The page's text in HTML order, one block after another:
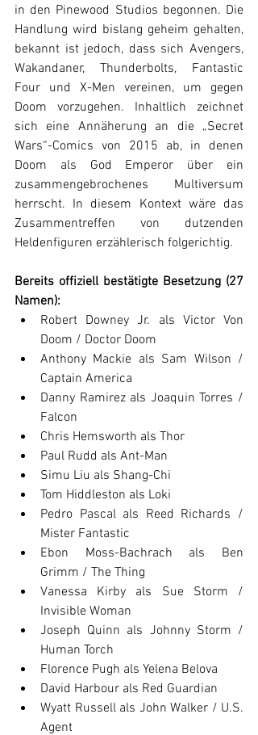
in den Pinewood Studios begonnen. Die
Handlung wird bislang geheim gehalten,
bekannt ist jedoch, dass sich Avengers,
Wakandaner, Thunderbolts, Fantastic
Four und X-Men vereinen, um gegen
Doom vorzugehen. Inhaltlich zeichnet
sich eine Annäherung an die „Secret
Wars“-Comics von 2015 ab, in denen
Doom als God Emperor über ein
zusammengebrochenes Multiversum
herrscht. In diesem Kontext wäre das
Zusammentreffen von dutzenden
Heldenfiguren erzählerisch folgerichtig.
Bereits offiziell bestätigte Besetzung (27
Namen):
Robert Downey Jr. als Victor Von
Doom / Doctor Doom
Anthony Mackie als Sam Wilson /
Captain America
Danny Ramirez als Joaquin Torres /
Falcon
Chris Hemsworth als Thor
Paul Rudd als Ant-Man
Simu Liu als Shang-Chi
Tom Hiddleston als Loki
Pedro Pascal als Reed Richards /
Mister Fantastic
Ebon Moss-Bachrach als Ben
Grimm / The Thing
Vanessa Kirby als Sue Storm /
Invisible Woman
Joseph Quinn als Johnny Storm /
Human Torch
Florence Pugh als Yelena Belova
David Harbour als Red Guardian
Wyatt Russell als John Walker / U.S.
Agent